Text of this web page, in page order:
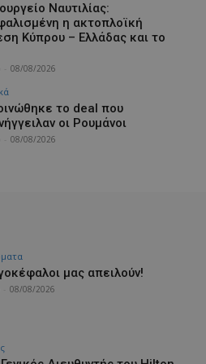
Ναυτιλίας:
η ακτοπλοϊκή
Κύπρου – Ελλάδας και το
08/08/2026
το deal που
οι Ρουμάνοι
08/08/2026
μας απειλούν!
08/08/2026